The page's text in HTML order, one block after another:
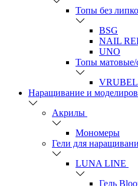
Топы без
BSG
NAIL
UNO
Топы матовые/
Наращивание и
Акрилы
Мономеры
Гели для
LUNA LINE
Гель